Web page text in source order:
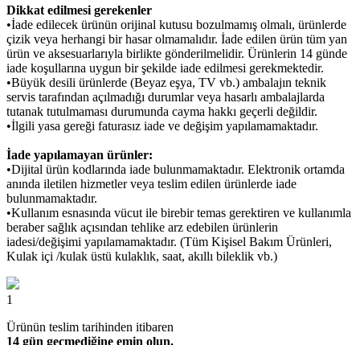
Dikkat edilmesi gerekenler
•İade edilecek ürünün orijinal kutusu bozulmamış olmalı, ürünlerde
çizik veya herhangi bir hasar olmamalıdır. İade edilen ürün tüm yan
ürün ve aksesuarlarıyla birlikte gönderilmelidir. Ürünlerin 14 günde
iade koşullarına uygun bir şekilde iade edilmesi gerekmektedir.
•Büyük desili ürünlerde (Beyaz eşya, TV vb.) ambalajın teknik
servis tarafından açılmadığı durumlar veya hasarlı ambalajlarda
tutanak tutulmaması durumunda cayma hakkı geçerli değildir.
•İlgili yasa gereği faturasız iade ve değişim yapılamamaktadır.
İade yapılamayan ürünler:
•Dijital ürün kodlarında iade bulunmamaktadır. Elektronik ortamda
anında iletilen hizmetler veya teslim edilen ürünlerde iade
bulunmamaktadır.
•Kullanım esnasında vücut ile birebir temas gerektiren ve kullanımla
beraber sağlık açısından tehlike arz edebilen ürünlerin
iadesi/değişimi yapılamamaktadır. (Tüm Kişisel Bakım Ürünleri,
Kulak içi /kulak üstü kulaklık, saat, akıllı bileklik vb.)
1
Ürünün teslim tarihinden itibaren
14 gün geçmediğine emin olun.